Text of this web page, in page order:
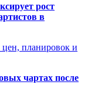
рост
в
планировок и
чартах после